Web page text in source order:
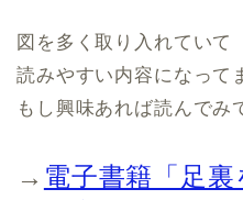
図を多く取り入れていて
読みやすい内容になって
もし興味あれば読んでみ
→ 電子書籍「足